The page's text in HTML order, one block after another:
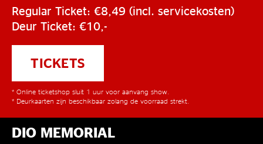
Regular Ticket: €8,49 (incl. servicekosten)
Deur Ticket: €10,-
TICKETS
* Online ticketshop sluit 1 uur voor aanvang show.
* Deurkaarten zijn beschikbaar zolang de voorraad strekt.
DIO MEMORIAL